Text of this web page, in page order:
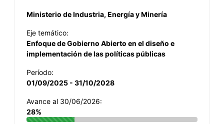
Ministerio de Industria, Energía y Minería
Eje temático:
Enfoque de Gobierno Abierto en el diseño e
implementación de las políticas públicas
Período:
01/09/2025 - 31/10/2028
Avance al 30/06/2026:
28%